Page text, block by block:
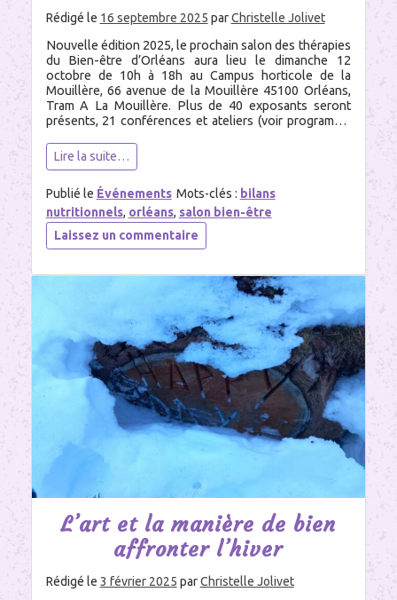
Rédigé le 16 septembre 2025 parChristelle Jolivet
Nouvelle édition 2025, le prochain salon des thérapies
du Bien-être d’Orléans aura lieu le dimanche 12
octobre de 10h à 18h au Campus horticole de la
Mouillère, 66 avenue de la Mouillère 45100 Orléans,
Tram A La Mouillère. Plus de 40 exposants seront
présents, 21 conférences et ateliers (voir programme
Lire la suite…
Publié le Événements Mots-clés : bilans
nutritionnels, orléans, salon bien-être
Laissez un commentairesur
Salon
des
thérapies
du
Bien-
être
d’Orléans,
dimanche
12
octobre
2025
L’art et la manière de bien
affronter l’hiver
Rédigé le 3 février 2025 parChristelle Jolivet